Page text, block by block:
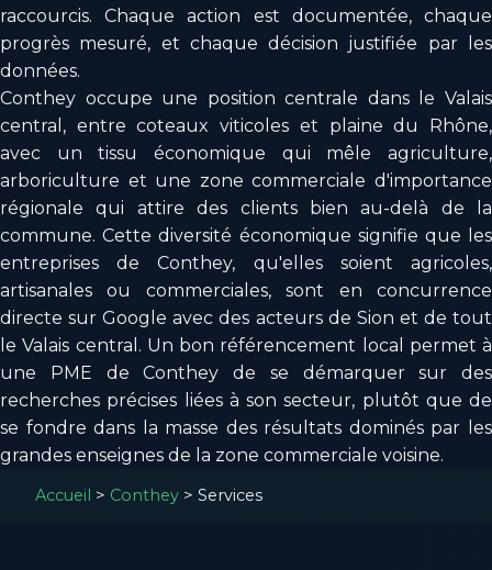
raccourcis. Chaque action est documentée, chaque
progrès mesuré, et chaque décision justifiée par les
données.
Conthey occupe une position centrale dans le Valais
central, entre coteaux viticoles et plaine du Rhône,
avec un tissu économique qui mêle agriculture,
arboriculture et une zone commerciale d'importance
régionale qui attire des clients bien au-delà de la
commune. Cette diversité économique signifie que les
entreprises de Conthey, qu'elles soient agricoles,
artisanales ou commerciales, sont en concurrence
directe sur Google avec des acteurs de Sion et de tout
le Valais central. Un bon référencement local permet à
une PME de Conthey de se démarquer sur des
recherches précises liées à son secteur, plutôt que de
se fondre dans la masse des résultats dominés par les
grandes enseignes de la zone commerciale voisine.
Accueil > Conthey > Services